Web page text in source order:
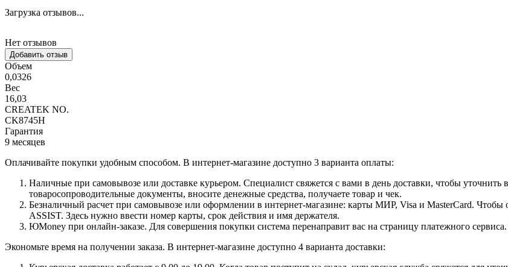
Загрузка отзывов...
Нет отзывов
Добавить отзыв
Объем
0,0326
Вес
16,03
CREATEK NO.
CK8745H
Гарантия
9 месяцев
Оплачивайте покупки удобным способом. В интернет-магазине доступно 3 варианта оплаты:
Наличные при самовывозе или доставке курьером. Специалист свяжется с вами в день доставки, чтобы
товаросопроводительные документы, вносите денежные средства, получаете товар и чек.
Безналичный расчет при самовывозе или оформлении в интернет-магазине: карты МИР, Visa и MasterCard. Чтобы
ASSIST. Здесь нужно ввести номер карты, срок действия и имя держателя.
ЮMoney при онлайн-заказе. Для совершения покупки система перенаправит вас на страницу платежного
Экономьте время на получении заказа. В интернет-магазине доступно 4 варианта доставки: